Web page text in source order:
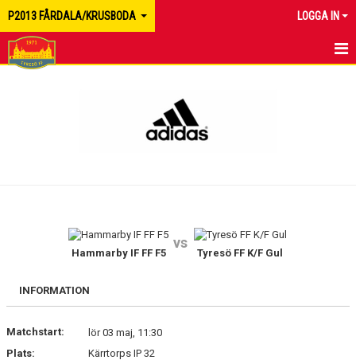
P2013 FÅRDALA/KRUSBODA LOGGA IN
DOKUMENT
Hammarby IF FF F5
vs
Tyresö FF K/F Gul
INFORMATION
Matchstart:
lör 03 maj, 11:30
Plats:
Kärrtorps IP 32